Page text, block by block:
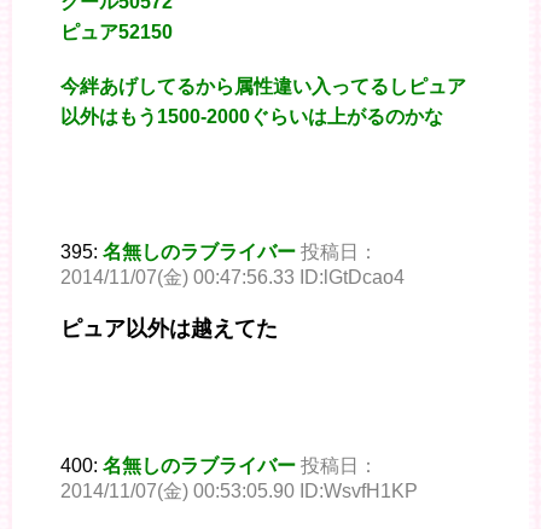
ピュア52150
今絆あげしてるから属性違い入ってるしピュア
以外はもう1500-2000ぐらいは上がるのかな
395: 名無しのラブライバー 投稿日：
2014/11/07(金) 00:47:56.33 ID:lGtDcao4
ピュア以外は越えてた
400: 名無しのラブライバー 投稿日：
2014/11/07(金) 00:53:05.90 ID:WsvfH1KP